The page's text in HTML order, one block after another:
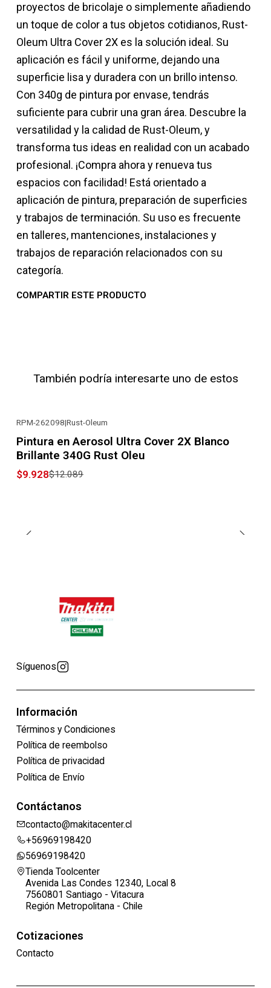
proyectos de bricolaje o simplemente añadiendo
un toque de color a tus objetos cotidianos, Rust-
Oleum Ultra Cover 2X es la solución ideal. Su
aplicación es fácil y uniforme, dejando una
superficie lisa y duradera con un brillo intenso.
Con 340g de pintura por envase, tendrás
suficiente para cubrir una gran área. Descubre la
versatilidad y la calidad de Rust-Oleum, y
transforma tus ideas en realidad con un acabado
profesional. ¡Compra ahora y renueva tus
espacios con facilidad! Está orientado a
aplicación de pintura, preparación de superficies
y trabajos de terminación. Su uso es frecuente
en talleres, mantenciones, instalaciones y
trabajos de reparación relacionados con su
categoría.
COMPARTIR ESTE PRODUCTO
También podría interesarte uno de estos
RPM-262098|Rust-Oleum
Pintura en Aerosol Ultra Cover 2X Blanco
Brillante 340G Rust Oleu
$9.928$12.089
Síguenos
Información
Términos y Condiciones
Política de reembolso
Política de privacidad
Política de Envío
Contáctanos
contacto@makitacenter.cl
+56969198420
56969198420
Tienda Toolcenter
Avenida Las Condes 12340, Local 8
7560801 Santiago - Vitacura
Región Metropolitana - Chile
Cotizaciones
Contacto